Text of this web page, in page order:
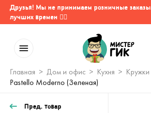
Друзья! Мы не принимаем розничные
лучших времен 🤷‍♂️
Главная Дом и офис Кухня Кружки
Pastello Moderno (Зеленая)
Пред. товар